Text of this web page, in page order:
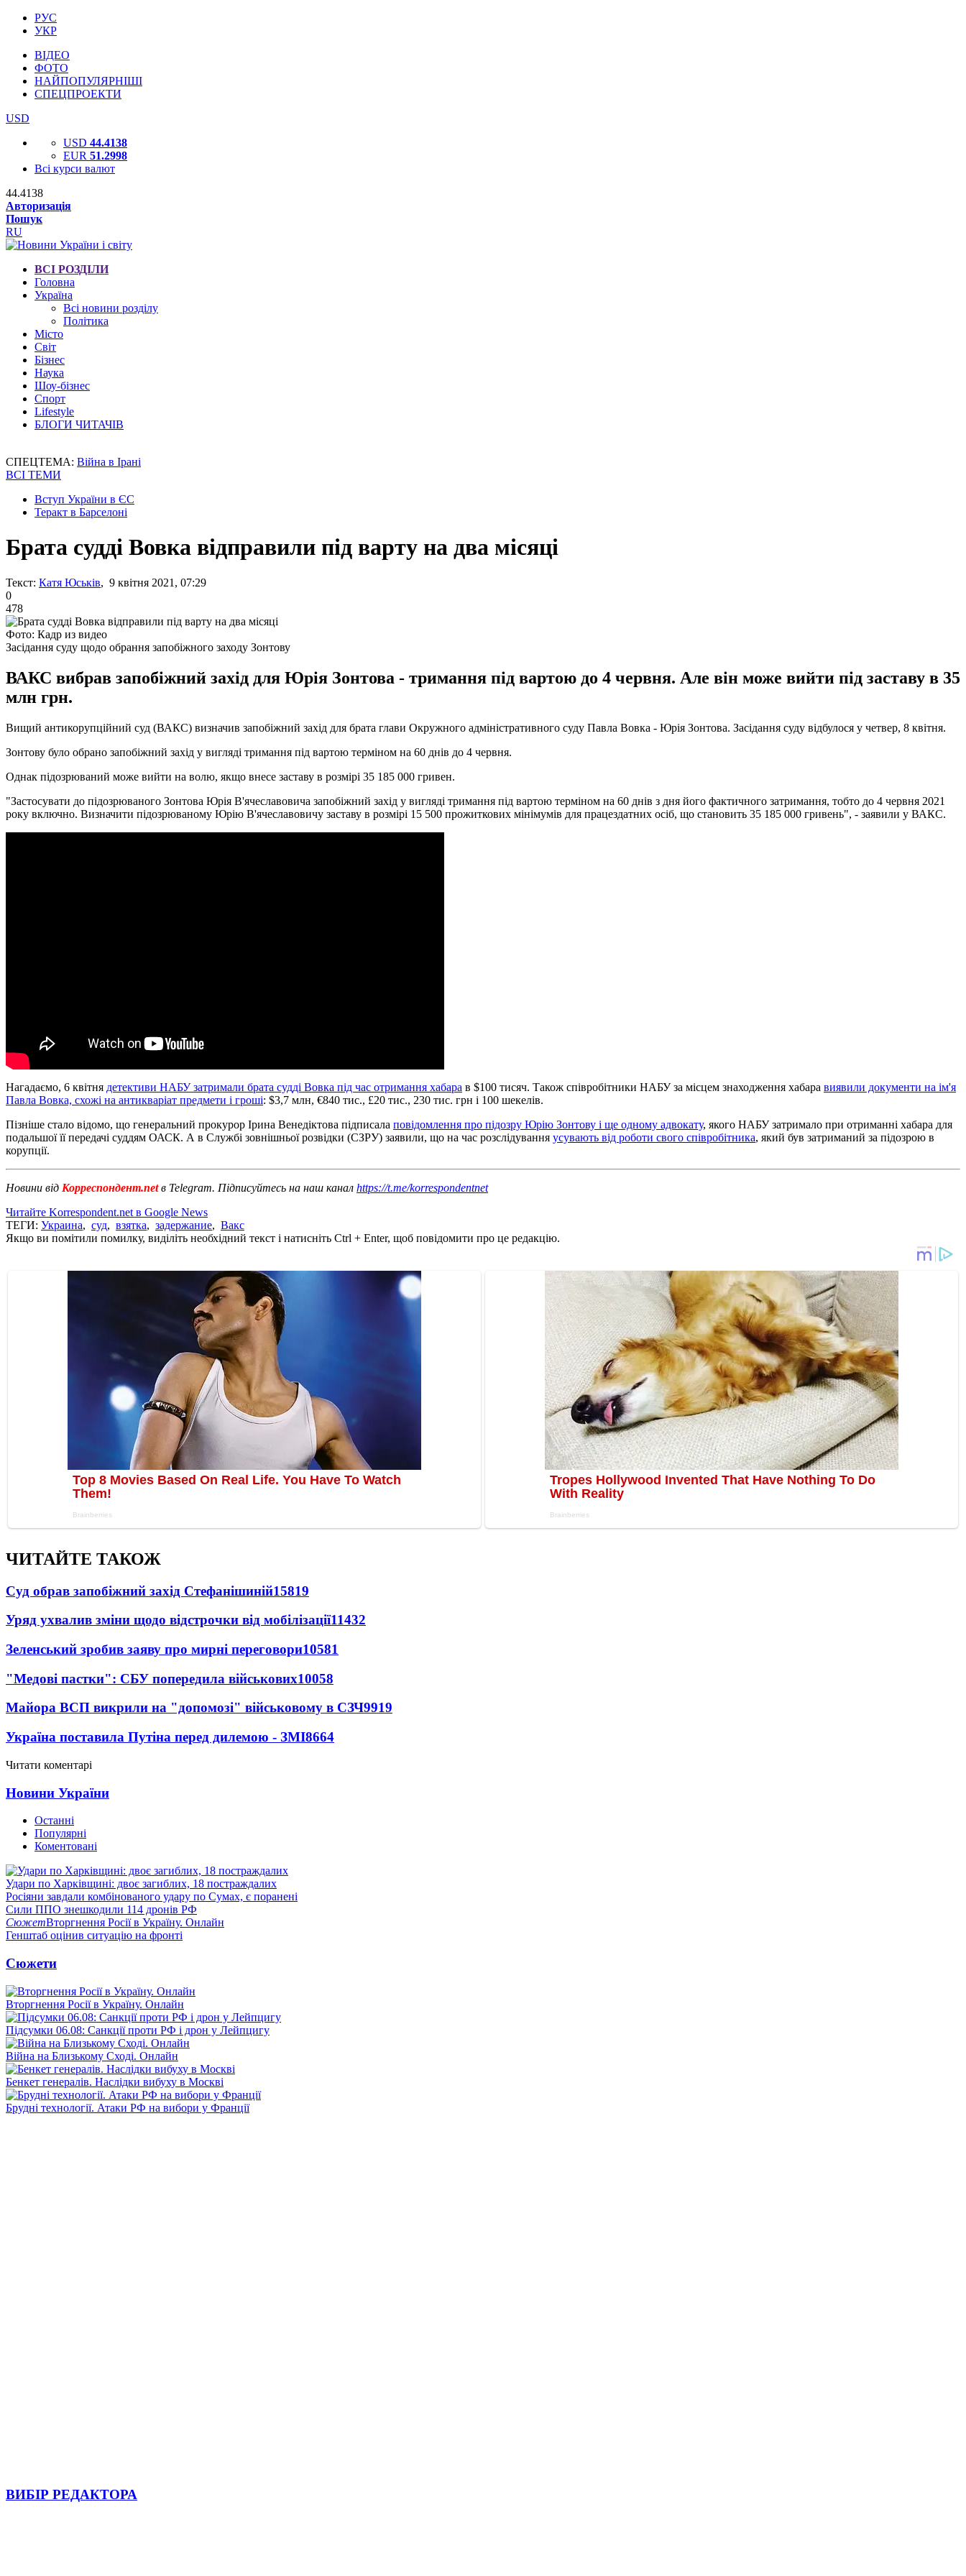
РУС
УКР
ВІДЕО
ФОТО
НАЙПОПУЛЯРНІШІ
СПЕЦПРОЕКТИ
USD
USD 44.4138
EUR 51.2998
Всі курси валют
44.4138
Авторизація
Пошук
RU
ВСІ РОЗДІЛИ
Головна
Україна
Всі новини розділу
Політика
Місто
Світ
Бізнес
Наука
Шоу-бізнес
Спорт
Lifestyle
БЛОГИ ЧИТАЧІВ
СПЕЦТЕМА: Війна в Ірані
ВСІ ТЕМИ
Вступ України в ЄС
Теракт в Барселоні
Брата судді Вовка відправили під варту на два місяці
Текст: Катя Юськів, 9 квітня 2021, 07:29
0
478
Фото: Кадр из видео
Засідання суду щодо обрання запобіжного заходу Зонтову
ВАКС вибрав запобіжний захід для Юрія Зонтова - тримання під вартою до 4 червня. Але він може вийти під заставу в 35
млн грн.
Вищий антикорупційний суд (ВАКС) визначив запобіжний захід для брата глави Окружного адміністративного суду Павла Вовка - Юрія Зонтова. Засідання суду відбулося у четвер, 8 квітня.
Зонтову було обрано запобіжний захід у вигляді тримання під вартою терміном на 60 днів до 4 червня.
Однак підозрюваний може вийти на волю, якщо внесе заставу в розмірі 35 185 000 гривен.
"Застосувати до підозрюваного Зонтова Юрія В'ячеславовича запобіжний захід у вигляді тримання під вартою терміном на 60 днів з дня його фактичного затримання, тобто до 4 червня 2021
року включно. Визначити підозрюваному Юрію В'ячеславовичу заставу в розмірі 15 500 прожиткових мінімумів для працездатних осіб, що становить 35 185 000 гривень", - заявили у ВАКС.
Нагадаємо, 6 квітня детективи НАБУ затримали брата судді Вовка під час отримання хабара в $100 тисяч. Також співробітники НАБУ за місцем знаходження хабара виявили документи на ім'я
Павла Вовка, схожі на антикваріат предмети і гроші: $3,7 млн, €840 тис., £20 тис., 230 тис. грн і 100 шекелів.
Пізніше стало відомо, що генеральний прокурор Ірина Венедіктова підписала повідомлення про підозру Юрію Зонтову і ще одному адвокату, якого НАБУ затримало при отриманні хабара для
подальшої її передачі суддям ОАСК. А в Службі зовнішньої розвідки (СЗРУ) заявили, що на час розслідування усувають від роботи свого співробітника, який був затриманий за підозрою в
корупції.
Новини від Корреспондент.netв Telegram. Підписуйтесь на наш канал https://t.me/korrespondentnet
Читайте Korrespondent.net в Google News
ТЕГИ: Украина, суд, взятка, задержание, Вакс
Якщо ви помітили помилку, виділіть необхідний текст і натисніть Ctrl + Enter, щоб повідомити про це редакцію.
ЧИТАЙТЕ ТАКОЖ
Суд обрав запобіжний захід Стефанішиній15819
Уряд ухвалив зміни щодо відстрочки від мобілізації11432
Зеленський зробив заяву про мирні переговори10581
"Медові пастки": СБУ попередила військових10058
Майора ВСП викрили на "допомозі" військовому в СЗЧ9919
Україна поставила Путіна перед дилемою - ЗМІ8664
Читати коментарі
Новини України
Останні
Популярні
Коментовані
Удари по Харківщині: двоє загиблих, 18 постраждалих
Росіяни завдали комбінованого удару по Сумах, є поранені
Сили ППО знешкодили 114 дронів РФ
СюжетВторгнення Росії в Україну. Онлайн
Генштаб оцінив ситуацію на фронті
Сюжети
Вторгнення Росії в Україну. Онлайн
Підсумки 06.08: Санкції проти РФ і дрон у Лейпцигу
Війна на Близькому Сході. Онлайн
Бенкет генералів. Наслідки вибуху в Москві
Брудні технології. Атаки РФ на вибори у Франції
ВИБІР РЕДАКТОРА